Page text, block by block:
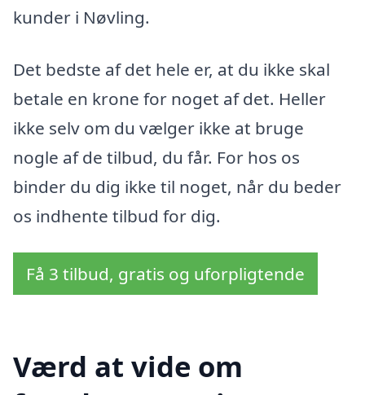
kunder i Nøvling.
Det bedste af det hele er, at du ikke skal
betale en krone for noget af det. Heller
ikke selv om du vælger ikke at bruge
nogle af de tilbud, du får. For hos os
binder du dig ikke til noget, når du beder
os indhente tilbud for dig.
Få 3 tilbud, gratis og uforpligtende
Værd at vide om